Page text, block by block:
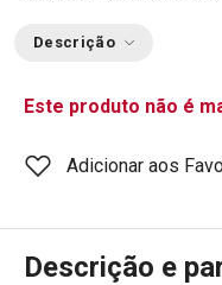
Descrição
Este produto não é
Adicionar aos
Descrição e